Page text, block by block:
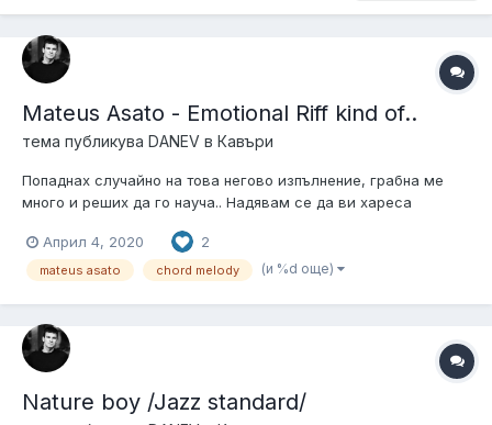
Mateus Asato - Emotional Riff kind of..
тема публикува DANEV в Кавъри
Попаднах случайно на това негово изпълнение, грабна ме
много и реших да го науча.. Надявам се да ви хареса
Април 4, 2020 2
mateus asato chord melody (и %d още)
Nature boy /Jazz standard/